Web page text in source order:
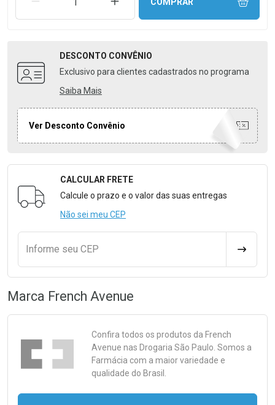
DESCONTO CONVÊNIO
Exclusivo para clientes cadastrados no programa
Saiba Mais
Ver Desconto Convênio
Formulário para Calcular o Frete
CALCULAR FRETE
Calcule o prazo e o valor das suas entregas
Não sei meu CEP
Informe seu CEP
Marca French Avenue
Confira todos os produtos da French
Avenue nas Drogaria São Paulo. Somos a
Farmácia com a maior variedade e
qualidade do Brasil.